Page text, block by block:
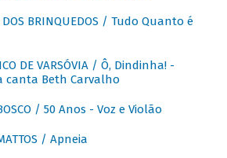
DOS BRINQUEDOS / Tudo Quanto é
DE VARSÓVIA / Ô, Dindinha! -
canta Beth Carvalho
/ 50 Anos - Voz e Violão
/ Apneia